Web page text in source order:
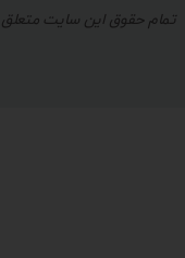
تمام حقوق این سایت متعلق